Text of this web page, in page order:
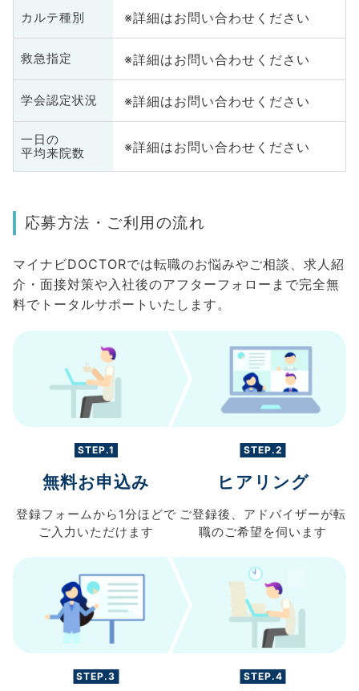
カルテ種別 ※詳細はお問い合わせください
救急指定 ※詳細はお問い合わせください
学会認定状況 ※詳細はお問い合わせください
一日の
平均来院数
※詳細はお問い合わせください
応募方法・ご利用の流れ
マイナビDOCTORでは転職のお悩みやご相談、求人紹
介・面接対策や入社後のアフターフォローまで完全無
料でトータルサポートいたします。
STEP.1
無料お申込み
登録フォームから 1分ほどで
ご入力 いただけます
STEP.2
ヒアリング
ご登録後、 アドバイザーが転
職のご希望を伺います
STEP.3 STEP.4